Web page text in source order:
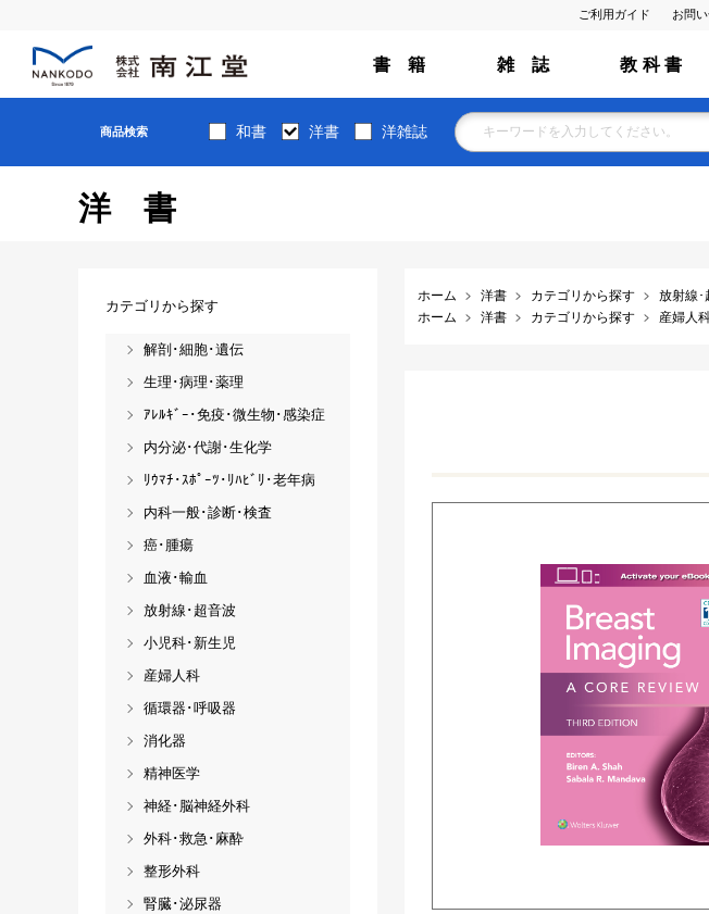
ご利用ガイド お問
書 籍 雑 誌 教 科 書
商品検索 和書 洋書 洋雑誌
洋書
ホーム 洋書 カテゴリから探す 放射線･
ホーム
洋書 カテゴリから探す 産婦人
カテゴリから探す
解剖･細胞･遺伝
生理･病理･薬理
ｱﾚﾙｷﾞｰ･免疫･微生物･感染症
内分泌･代謝･生化学
ﾘｳﾏﾁ･ｽﾎﾟｰﾂ･ﾘﾊﾋﾞﾘ･老年病
内科一般･診断･検査
癌･腫瘍
血液･輸血
放射線･超音波
小児科･新生児
産婦人科
循環器･呼吸器
消化器
精神医学
神経･脳神経外科
外科･救急･麻酔
整形外科
腎臓･泌尿器